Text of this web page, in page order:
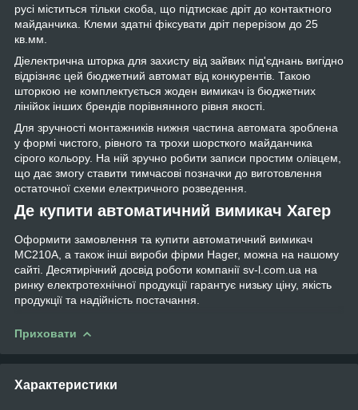
русі міститься тільки скоба, що підтискає дріт до контактного
майданчика. Клеми здатні фіксувати дріт перерізом до 25
кв.мм.
Діелектрична шторка для захисту від зайвих під'єднань вигідно
відрізняє цей бюджетний автомат від конкурентів. Такою
шторкою не комплектується жоден вимикач із бюджетних
лінійок інших брендів порівнянного рівня якості.
Для зручності монтажників нижня частина автомата зроблена
у формі чистого, рівного та трохи шорсткого майданчика
сірого кольору. На ній зручно робити записи простим олівцем,
що дає змогу ставити тимчасові позначки до виготовлення
остаточної схеми електричного розведення.
Де купити автоматичний вимикач Хагер
Оформити замовлення та купити автоматичний вимикач
MC210A, а також інші вироби фірми Hager, можна на нашому
сайті. Десятирічний досвід роботи компанії sv-l.com.ua на
ринку електротехнічної продукції гарантує низьку ціну, якість
продукції та надійність постачання.
Приховати
Характеристики